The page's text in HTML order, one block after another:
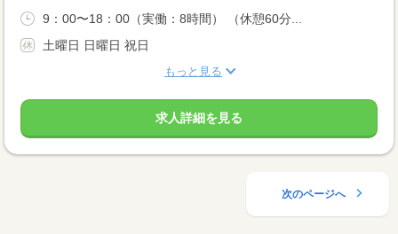
9：00〜18：00（実働：8時間） （休憩60分...
土曜日 日曜日 祝日
もっと見る
求人詳細を見る
次のページへ